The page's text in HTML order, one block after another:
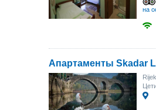
на
Апартаменты Skadar